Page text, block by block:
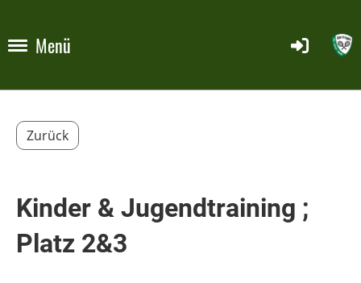
Menü
Zurück
Kinder & Jugendtraining ;
Platz 2&3